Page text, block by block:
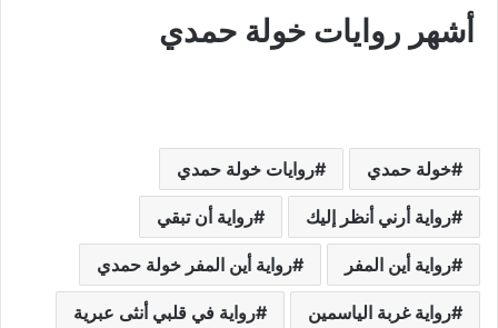
أشهر روايات خولة حمدي
خولة حمدي روايات خولة حمدي
رواية أرني أنظر إليك رواية أن تبقي
رواية أين المفر رواية أين المفر خولة حمدي
رواية غربة الياسمين رواية في قلبي أنثى عبرية